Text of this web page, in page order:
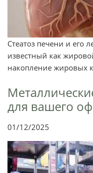
Стеатоз печени и его
известный как
накопление жировых
для вашего
01/12/2025